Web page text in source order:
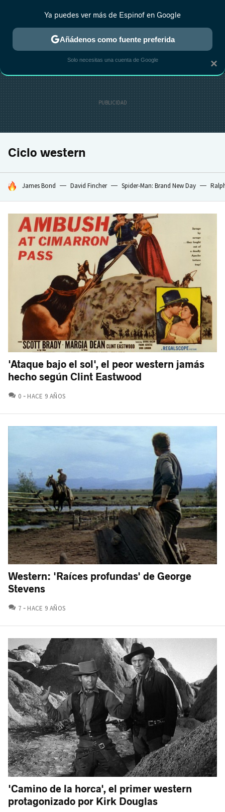
MENÚ NUEVO
ESTRENOS REALITY ANIME RANKINGS CINE
Ciclo western
HOY SE HABLA DE
James Bond David Fincher Spider-Man: Brand New Day
'Ataque bajo el sol', el peor western jamás
hecho según Clint Eastwood
0 COMENTARIOS
HACE 9 AÑOS
Western: 'Raíces profundas' de George
Stevens
7 COMENTARIOS
HACE 9 AÑOS
'Camino de la horca', el primer western
protagonizado por Kirk Douglas
×
Ya puedes ver más de Espinof en Google
Añádenos como fuente preferida
Solo necesitas una cuenta de Google